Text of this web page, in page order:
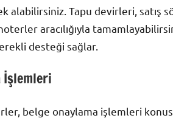
alabilirsiniz. Tapu devirleri, satış
aracılığıyla
desteği sağlar.
İşlemleri
belge onaylama işlemleri